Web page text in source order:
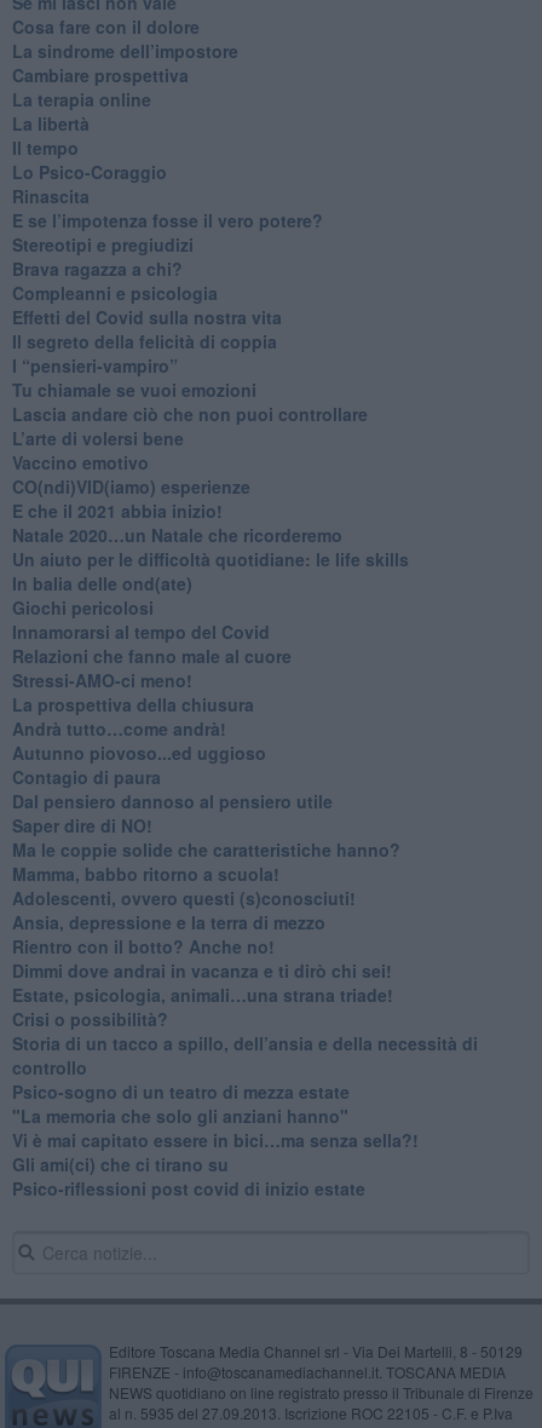
Cosa fare con il dolore
​La sindrome dell’impostore
​Cambiare prospettiva
La terapia online
La libertà
​Il tempo
​Lo Psico-Coraggio
Rinascita
​E se l’impotenza fosse il vero potere?
Stereotipi e pregiudizi
​Brava ragazza a chi?
​Compleanni e psicologia
Effetti del Covid sulla nostra vita
Il segreto della felicità di coppia
​I “pensieri-vampiro”
​Tu chiamale se vuoi emozioni
​Lascia andare ciò che non puoi controllare
L’arte di volersi bene
​Vaccino emotivo
CO(ndi)VID(iamo) esperienze
​E che il 2021 abbia inizio!
​Natale 2020…un Natale che ricorderemo
Un aiuto per le difficoltà quotidiane: le life skills
​In balia delle ond(ate)
Giochi pericolosi
Innamorarsi al tempo del Covid
​Relazioni che fanno male al cuore
​Stressi-AMO-ci meno!
​La prospettiva della chiusura
​Andrà tutto…come andrà!
Autunno piovoso...ed uggioso
​Contagio di paura
​Dal pensiero dannoso al pensiero utile
​Saper dire di NO!
​Ma le coppie solide che caratteristiche hanno?
​Mamma, babbo ritorno a scuola!
Adolescenti, ovvero questi (s)conosciuti!
Ansia, depressione e la terra di mezzo
​Rientro con il botto? Anche no!
Dimmi dove andrai in vacanza e ti dirò chi sei!
​Estate, psicologia, animali…una strana triade!
​Crisi o possibilità?
​Storia di un tacco a spillo, dell’ansia e della necessità di
controllo
​Psico-sogno di un teatro di mezza estate
"La memoria che solo gli anziani hanno"
​Vi è mai capitato essere in bici…ma senza sella?!
​Gli ami(ci) che ci tirano su
Psico-riflessioni post covid di inizio estate
Editore Toscana Media Channel srl - Via Dei Martelli, 8 - 50129
FIRENZE - info@toscanamediachannel.it. TOSCANA MEDIA
NEWS quotidiano on line registrato presso il Tribunale di Firenze
al n. 5935 del 27.09.2013. Iscrizione ROC 22105 - C.F. e P.Iva